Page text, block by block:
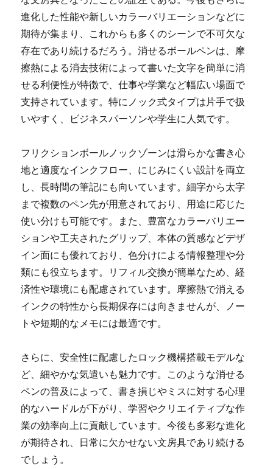
進化した性能や新しいカラーバリエーションなどに
期待が集まり、これからも多くのシーンで不可欠な
存在であり続けるだろう。消せるボールペンは、摩
擦熱による消去技術によって書いた文字を簡単に消
せる利便性が特徴で、仕事や学業など幅広い場面で
支持されています。特にノック式タイプは片手で扱
いやすく、ビジネスパーソンや学生に人気です。
フリクションボールノックゾーンは滑らかな書き心
地と適度なインクフロー、にじみにくい設計を両立
し、長時間の筆記にも向いています。細字から太字
まで複数のペン先が用意されており、用途に応じた
使い分けも可能です。また、豊富なカラーバリエー
ションや工夫されたグリップ、本体の質感などデザ
イン面にも優れており、色分けによる情報整理や分
類にも役立ちます。リフィル交換が簡単なため、経
済性や環境にも配慮されています。摩擦熱で消える
インクの特性から長期保存には向きませんが、ノー
トや短期的なメモには最適です。
さらに、安全性に配慮したロック機構搭載モデルな
ど、細やかな気遣いも魅力です。このような消せる
ペンの普及によって、書き損じやミスに対する心理
的なハードルが下がり、学習やクリエイティブな作
業の効率向上に貢献しています。今後も多彩な進化
が期待され、日常に欠かせない文房具であり続ける
でしょう。